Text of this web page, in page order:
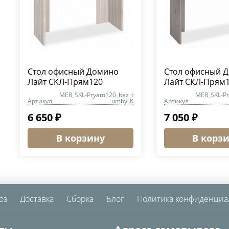
Стол офисный Домино
Лайт СКЛ-Прям120
Артикул
MER_SKL-Pryam120_bez_t
umby_K
6 650 ₽
В корзину
Стол офисный
Лайт СКЛ-
Артикул
MER_SKL-
7 050 ₽
В
Доставка Сборка Блог Политика